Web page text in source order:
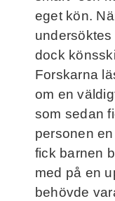
eget kön.
dock
Forskarna
om en
som sedan
personen
fick barnen
med på en
behövde